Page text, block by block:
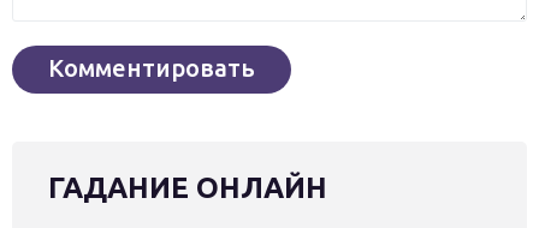
ГАДАНИЕ ОНЛАЙН